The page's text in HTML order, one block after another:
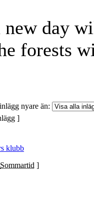
new day
forests
nyare än:
]
klubb
Sommartid ]